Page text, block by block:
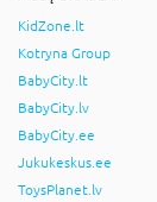
KidZone.lt
Kotryna Group
BabyCity.lt
BabyCity.lv
BabyCity.ee
Jukukeskus.ee
ToysPlanet.lv